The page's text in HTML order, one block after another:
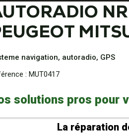
navigation, autoradio, GPS
:MUT0417
solutions pros pour
La réparation